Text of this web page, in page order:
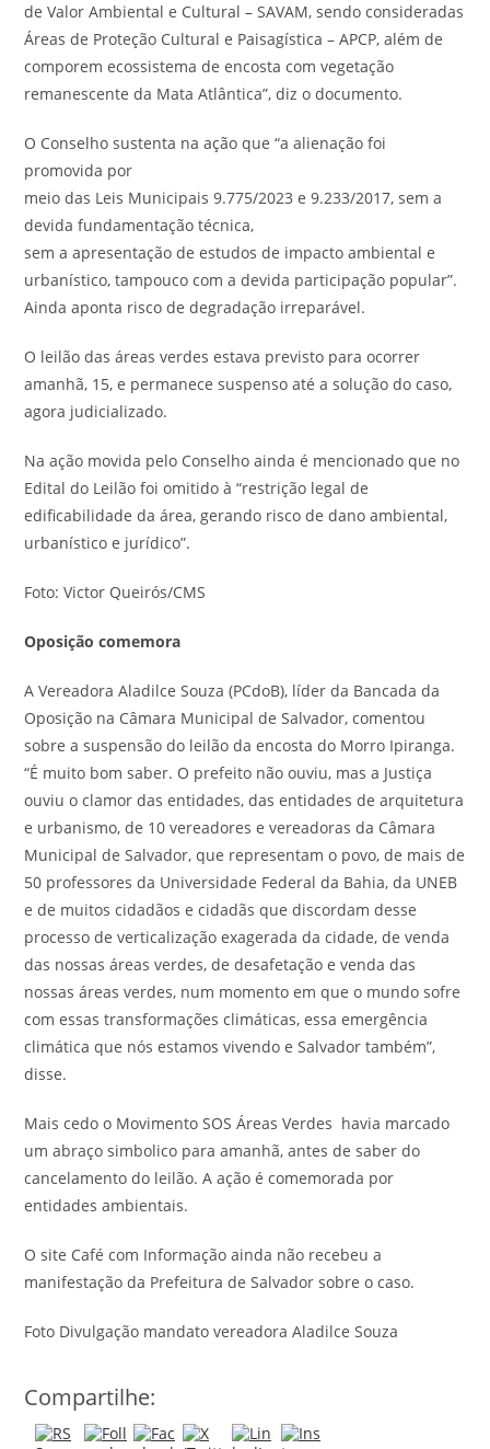
de Valor Ambiental e Cultural – SAVAM, sendo consideradas
Áreas de Proteção Cultural e Paisagística – APCP, além de
comporem ecossistema de encosta com vegetação
remanescente da Mata Atlântica”, diz o documento.
O Conselho sustenta na ação que “a alienação foi
promovida por
meio das Leis Municipais 9.775/2023 e 9.233/2017, sem a
devida fundamentação técnica,
sem a apresentação de estudos de impacto ambiental e
urbanístico, tampouco com a devida participação popular”.
Ainda aponta risco de degradação irreparável.
O leilão das áreas verdes estava previsto para ocorrer
amanhã, 15, e permanece suspenso até a solução do caso,
agora judicializado.
Na ação movida pelo Conselho ainda é mencionado que no
Edital do Leilão foi omitido à “restrição legal de
edificabilidade da área, gerando risco de dano ambiental,
urbanístico e jurídico”.
Foto: Victor Queirós/CMS
Oposição comemora
A Vereadora Aladilce Souza (PCdoB), líder da Bancada da
Oposição na Câmara Municipal de Salvador, comentou
sobre a suspensão do leilão da encosta do Morro Ipiranga.
“É muito bom saber. O prefeito não ouviu, mas a Justiça
ouviu o clamor das entidades, das entidades de arquitetura
e urbanismo, de 10 vereadores e vereadoras da Câmara
Municipal de Salvador, que representam o povo, de mais de
50 professores da Universidade Federal da Bahia, da UNEB
e de muitos cidadãos e cidadãs que discordam desse
processo de verticalização exagerada da cidade, de venda
das nossas áreas verdes, de desafetação e venda das
nossas áreas verdes, num momento em que o mundo sofre
com essas transformações climáticas, essa emergência
climática que nós estamos vivendo e Salvador também”,
disse.
Mais cedo o Movimento SOS Áreas Verdes havia marcado
um abraço simbolico para amanhã, antes de saber do
cancelamento do leilão. A ação é comemorada por
entidades ambientais.
O site Café com Informação ainda não recebeu a
manifestação da Prefeitura de Salvador sobre o caso.
Foto Divulgação mandato vereadora Aladilce Souza
Compartilhe: